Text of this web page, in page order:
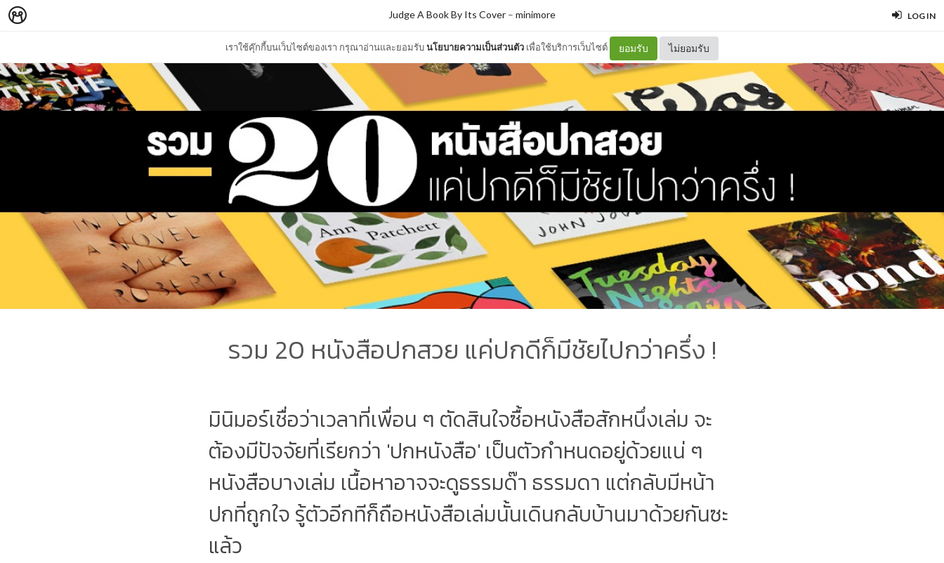
LOG IN
เราใช้คุ๊กกี้บนเว็บไซต์ของเรา กรุณาอ่านและยอมรับนโยบายความเป็นส่วนตัว เพื่อใช้บริการเว็บไซต์ ยอมรับ ไม่ยอมรับ
Judge A Book By Its Cover – minimore
รวม 20 หนังสือปกสวย แค่ปกดีก็มีชัยไปกว่าครึ่ง !
มินิมอร์เชื่อว่าเวลาที่เพื่อน ๆ ตัดสินใจซื้อหนังสือสักหนึ่งเล่ม จะ
ต้องมีปัจจัยที่เรียกว่า 'ปกหนังสือ' เป็นตัวกำหนดอยู่ด้วยแน่ ๆ
หนังสือบางเล่ม เนื้อหาอาจจะดูธรรมด๊า ธรรมดา แต่กลับมีหน้า
ปกที่ถูกใจ รู้ตัวอีกทีก็ถือหนังสือเล่มนั้นเดินกลับบ้านมาด้วยกันซะ
แล้ว